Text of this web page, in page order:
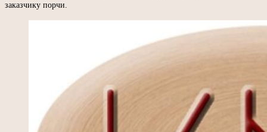
заказчику порчи.